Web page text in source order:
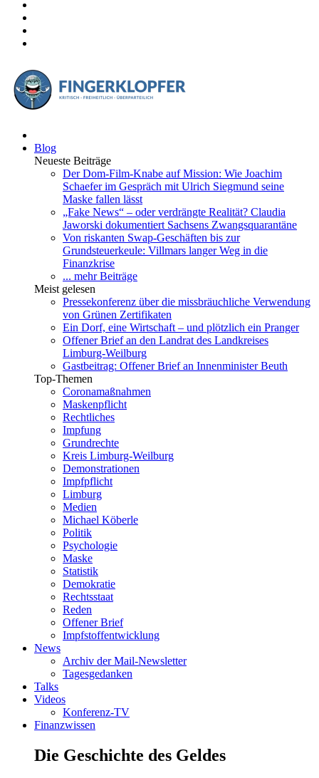
Blog
Neueste Beiträge
Der Dom-Film-Knabe auf Mission: Wie Joachim
Schaefer im Gespräch mit Ulrich Siegmund seine
Maske fallen lässt
„Fake News“ – oder verdrängte Realität? Claudia
Jaworski dokumentiert Sachsens Zwangsquarantäne
Von riskanten Swap-Geschäften bis zur
Grundsteuerkeule: Villmars langer Weg in die
Finanzkrise
... mehr Beiträge
Meist gelesen
Pressekonferenz über die missbräuchliche Verwendung
von Grünen Zertifikaten
Ein Dorf, eine Wirtschaft – und plötzlich ein Pranger
Offener Brief an den Landrat des Landkreises
Limburg-Weilburg
Gastbeitrag: Offener Brief an Innenminister Beuth
Top-Themen
Coronamaßnahmen
Maskenpflicht
Rechtliches
Impfung
Grundrechte
Kreis Limburg-Weilburg
Demonstrationen
Impfpflicht
Limburg
Medien
Michael Köberle
Politik
Psychologie
Maske
Statistik
Demokratie
Rechtsstaat
Reden
Offener Brief
Impfstoffentwicklung
News
Archiv der Mail-Newsletter
Tagesgedanken
Talks
Videos
Konferenz-TV
Finanzwissen
Die Geschichte des Geldes